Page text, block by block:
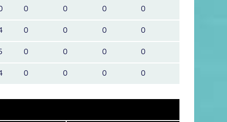
0 0 0 0
0 0 0 0
0 0 0 0
0 0 0 0